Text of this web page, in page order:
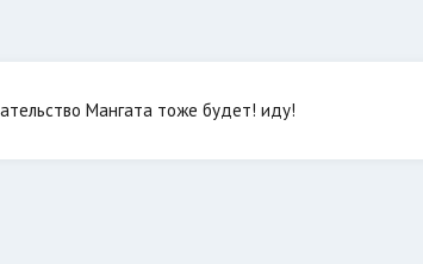
Мангата тоже будет! иду!